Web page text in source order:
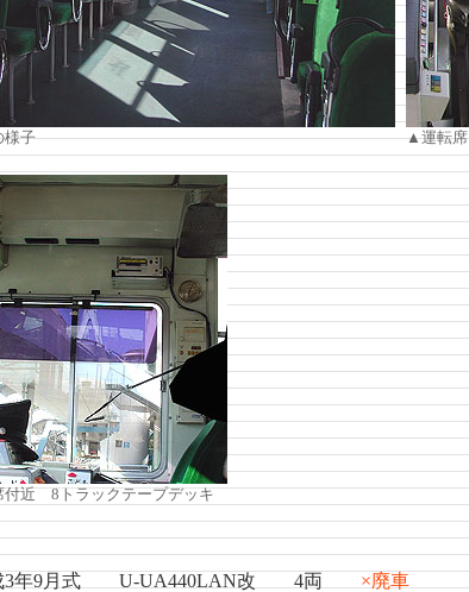
子 ▲運転席
近 8トラックテープデッキ
年9月式 U-UA440LAN改 4両 ×廃車